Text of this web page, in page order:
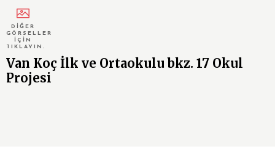
DİĞER
GÖRSELLER
İÇİN
TIKLAYIN.
Van Koç İlk ve Ortaokulu bkz. 17 Okul
Projesi